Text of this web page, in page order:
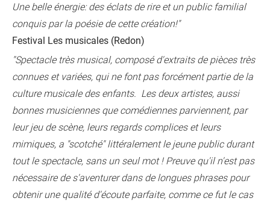
Une belle énergie: des éclats de rire et un public familial
conquis par la poésie de cette création!"
Festival Les musicales (Redon)
"Spectacle très musical, composé d'extraits de pièces très
connues et variées, qui ne font pas forcément partie de la
culture musicale des enfants. Les deux artistes, aussi
bonnes musiciennes que comédiennes parviennent, par
leur jeu de scène, leurs regards complices et leurs
mimiques, a "scotché" littéralement le jeune public durant
tout le spectacle, sans un seul mot ! Preuve qu'il n'est pas
nécessaire de s'aventurer dans de longues phrases pour
obtenir une qualité d'écoute parfaite, comme ce fut le cas